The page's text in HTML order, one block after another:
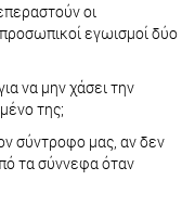
οι
εγωισμοί δύο
να μην χάσει την
της;
σύντροφο μας, αν δεν
τα σύννεφα όταν